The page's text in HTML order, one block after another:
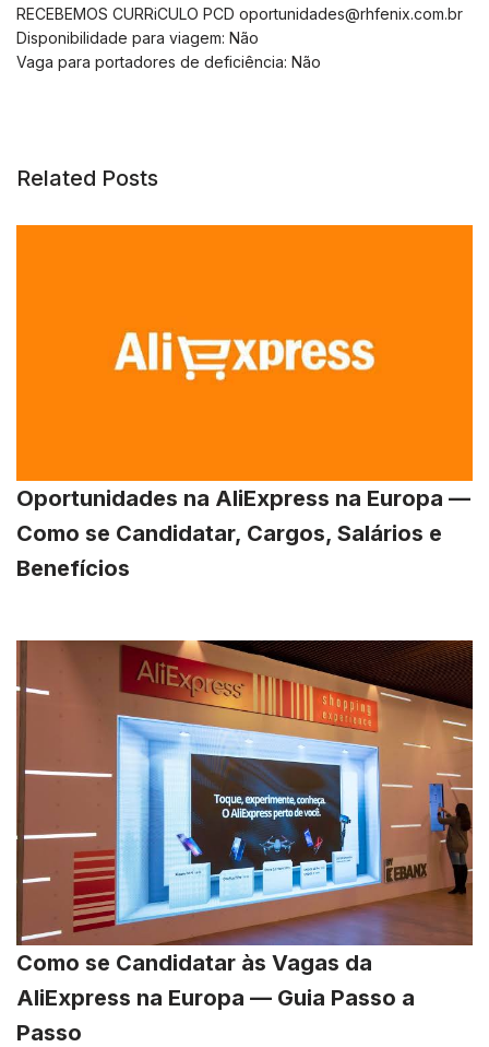
RECEBEMOS CURRiCULO PCD oportunidades@rhfenix.com.br
Disponibilidade para viagem: Não
Vaga para portadores de deficiência: Não
Related Posts
Oportunidades na AliExpress na Europa —
Como se Candidatar, Cargos, Salários e
Benefícios
Como se Candidatar às Vagas da
AliExpress na Europa — Guia Passo a
Passo